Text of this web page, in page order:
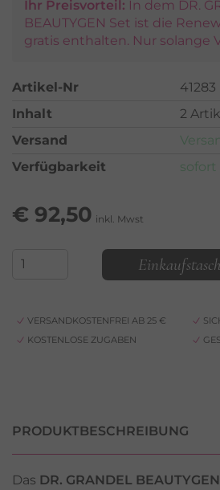
Ihr Preisvorteil: In dem DR.
BEAUTYGEN Set ist die
gratis enthalten. Nur solange
Artikel-Nr
41283
Inhalt
2
Versand
Verfügbarkeit
sofort
€ 92,50 inkl. Mwst
VERSANDKOSTENFREI AB 25 €
KOSTENLOSE ZUGABEN
PRODUKTBESCHREIBUNG
Das DR. GRANDEL